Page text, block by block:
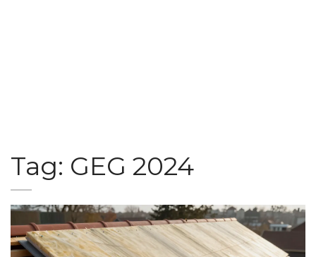
Tag: GEG 2024